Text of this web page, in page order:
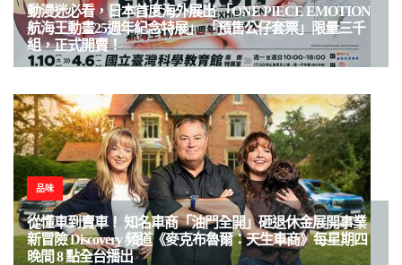
動漫迷必看，日本首度海外展出 「ONE PIECE EMOTION
航海王動畫25週年紀念特展」 「預售公仔套票」限量三千
組，正式開賣！
品味
從懂車到賣車！ 知名車商「油門全開」砸退休金展開事業
新冒險 Discovery 頻道《麥克布魯爾：天生車商》每星期四
晚間 8 點全台播出